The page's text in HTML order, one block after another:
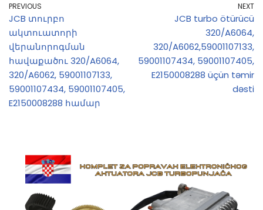
PREVIOUS
JCB տուրբո
ակտուատորի
վերանորոգման
հավաքածու 320/A6064,
320/A6062, 59001107133,
59001107434, 59001107405,
E2150008288 համար
NEXT
JCB turbo ötürücü
320/A6064,
320/A6062,59001107133,
59001107434, 59001107405,
E2150008288 üçün təmir
dəsti